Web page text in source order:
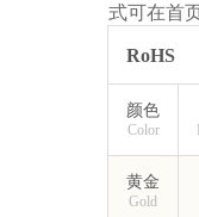
式可在首
RoHS
颜色
Color
黄金
Gold